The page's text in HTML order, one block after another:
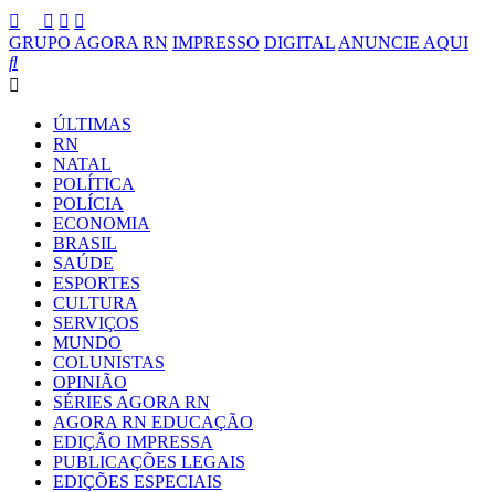
GRUPO AGORA RN IMPRESSO DIGITAL ANUNCIE AQUI
ÚLTIMAS
RN
NATAL
POLÍTICA
POLÍCIA
ECONOMIA
BRASIL
SAÚDE
ESPORTES
CULTURA
SERVIÇOS
MUNDO
COLUNISTAS
OPINIÃO
SÉRIES AGORA RN
AGORA RN EDUCAÇÃO
EDIÇÃO IMPRESSA
PUBLICAÇÕES LEGAIS
EDIÇÕES ESPECIAIS